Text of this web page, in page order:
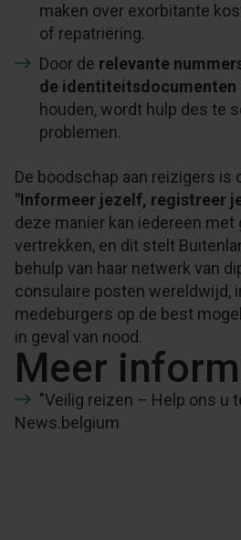
maken over exorbitante
of repatriëring.
Door de relevante
de identiteitsdocumenten
houden, wordt hulp des te
problemen.
De boodschap aan reizigers is
"Informeer jezelf, registreer
deze manier kan iedereen
vertrekken, en dit stelt
behulp van haar netwerk van
consulaire posten wereldwijd,
medeburgers op de best
in geval van nood.
Meer
"Veilig reizen – Help ons u
News.belgium